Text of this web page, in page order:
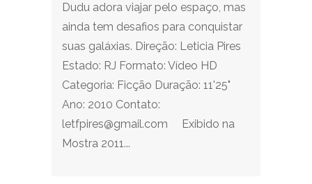
Dudu adora viajar pelo espaço, mas
ainda tem desafios para conquistar
suas galáxias. Direção: Leticia Pires
Estado: RJ Formato: Vídeo HD
Categoria: Ficção Duração: 11'25"
Ano: 2010 Contato:
letfpires@gmail.com Exibido na
Mostra 2011...